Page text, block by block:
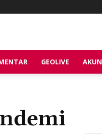
GEOLIVE AKUN